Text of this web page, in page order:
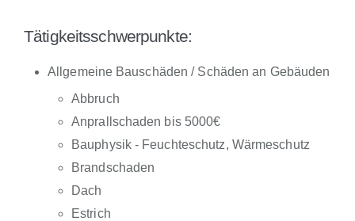
Tätigkeitsschwerpunkte:
Allgemeine Bauschäden / Schäden an Gebäuden
Abbruch
Anprallschaden bis 5000€
Bauphysik - Feuchteschutz, Wärmeschutz
Brandschaden
Dach
Estrich